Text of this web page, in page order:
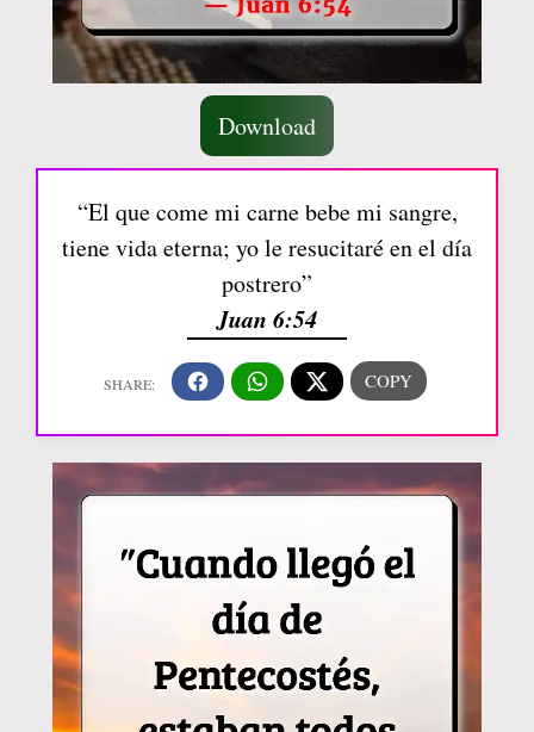
Download
“El que come mi carne bebe mi sangre,
tiene vida eterna; yo le resucitaré en el día
postrero”
Juan 6:54